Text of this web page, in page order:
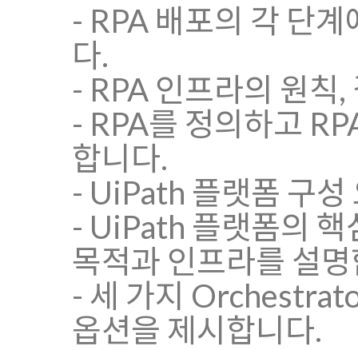
- RPA 배포의 각 단
다.
- RPA 인프라의 원칙
- RPA를 정의하고
합니다.
- UiPath 플랫폼 구성
- UiPath 플랫폼의
목적과 인프라를 설
- 세 가지
옵션을 제시합니다.